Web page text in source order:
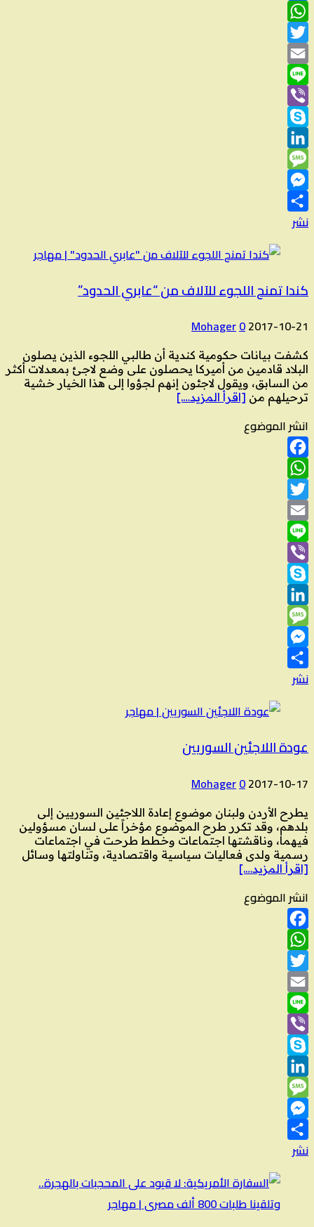
Facebook
WhatsApp
Twitter
Email
Line
Viber
Skype
LinkedIn
Message
Messenger
نشر
كندا تمنح اللجوء للآلاف من “عابري الحدود”
2017-10-21
Mohager0
كشفت بيانات حكومية كندية أن طالبي اللجوء الذين يصلون
البلاد قادمين من أميركا يحصلون على وضع لاجئ بمعدلات أكثر
من السابق، ويقول لاجئون إنهم لجؤوا إلى هذا الخيار خشية
ترحيلهم من [اقرأ المزيد….]
انشر الموضوع
Facebook
WhatsApp
Twitter
Email
Line
Viber
Skype
LinkedIn
Message
Messenger
نشر
عودة اللاجئين السوريين
2017-10-17
Mohager0
يطرح الأردن ولبنان موضوع إعادة اللاجئين السوريين إلى
بلدهم، وقد تكرر طرح الموضوع مؤخراً على لسان مسؤولين
فيهما، وناقشتها اجتماعات وخطط طرحت في اجتماعات
رسمية ولدى فعاليات سياسية واقتصادية، وتناولتها وسائل
[اقرأ المزيد….]
انشر الموضوع
Facebook
WhatsApp
Twitter
Email
Line
Viber
Skype
LinkedIn
Message
Messenger
نشر